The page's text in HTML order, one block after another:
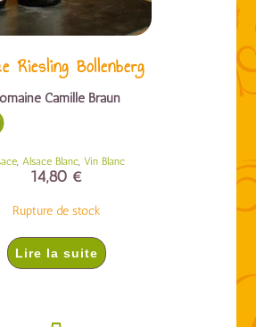
Riesling Bollenberg
Camille Braun
, Alsace Blanc, Vin Blanc
14,80 €
Rupture de stock
Lire la suite